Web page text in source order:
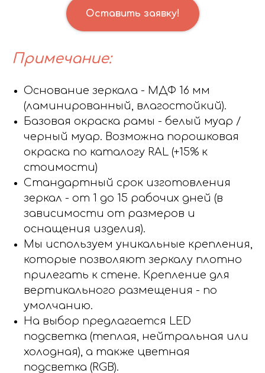
Оставить заявку!
Примечание:
Основание зеркала - МДФ 16 мм
(ламинированный, влагостойкий).
Базовая окраска рамы - белый муар /
черный муар. Возможна порошковая
окраска по каталогу RAL (+15% к
стоимости)
Стандартный срок изготовления
зеркал - от 1 до 15 рабочих дней (в
зависимости от размеров и
оснащения изделия).
Мы используем уникальные крепления,
которые позволяют зеркалу плотно
прилегать к стене. Крепление для
вертикального размещения - по
умолчанию.
На выбор предлагается LED
подсветка (теплая, нейтральная или
холодная), а также цветная
подсветка (RGB).